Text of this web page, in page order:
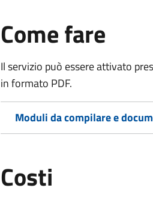
Come fare
Il servizio può essere attivato
in formato PDF.
Moduli da compilare e
Costi